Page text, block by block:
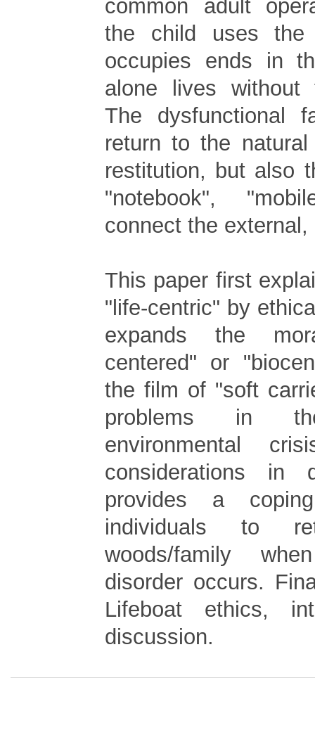
common adult
the child uses the
occupies ends in
alone lives without
The dysfunctional
return to the
restitution, but also
"notebook",
connect the
This paper first
"life-centric" by
expands the
centered" or
the film of "soft
problems in
environmental
considerations in
provides a
individuals to
woods/family
disorder occurs.
Lifeboat ethics,
discussion.